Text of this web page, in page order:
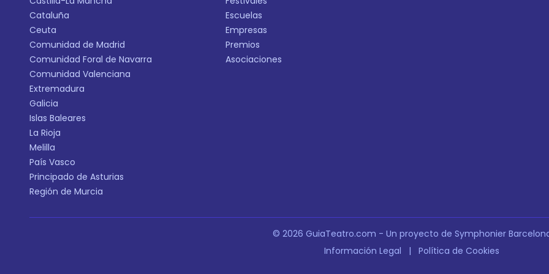
Cataluña
Ceuta
Comunidad de Madrid
Comunidad Foral de Navarra
Comunidad Valenciana
Extremadura
Galicia
Islas Baleares
La Rioja
Melilla
País Vasco
Principado de Asturias
Región de Murcia
Escuelas
Empresas
Premios
Asociaciones
© 2026 GuiaTeatro.com - Un proyecto de Symphonier
Información Legal
| Política de Cookies